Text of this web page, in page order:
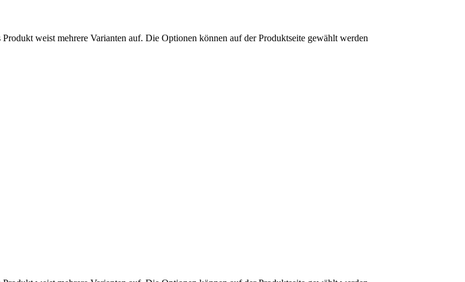
Produkt weist mehrere Varianten auf. Die Optionen können auf der Produktseite gewählt werden